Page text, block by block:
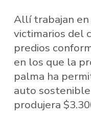
Allí trabajan en
victimarios del
predios
en los que la
palma ha
auto
produjera